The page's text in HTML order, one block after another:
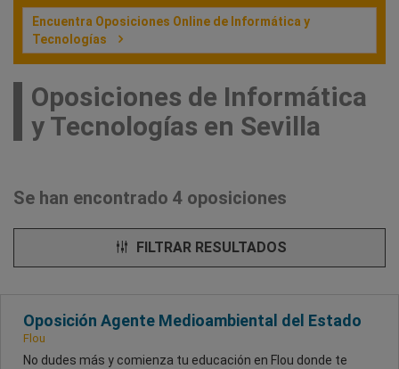
Encuentra Oposiciones Online de Informática y
Tecnologías
Oposiciones de Informática
y Tecnologías en Sevilla
Se han encontrado 4 oposiciones
FILTRAR RESULTADOS
Oposición Agente Medioambiental del Estado
Flou
No dudes más y comienza tu educación en Flou donde te